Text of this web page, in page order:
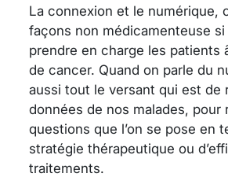
La connexion et le numérique,
façons non médicamenteuse
prendre en charge les patients
de cancer. Quand on parle du
aussi tout le versant qui est de
données de nos malades, pour
questions que l’on se pose en
stratégie thérapeutique ou
traitements.